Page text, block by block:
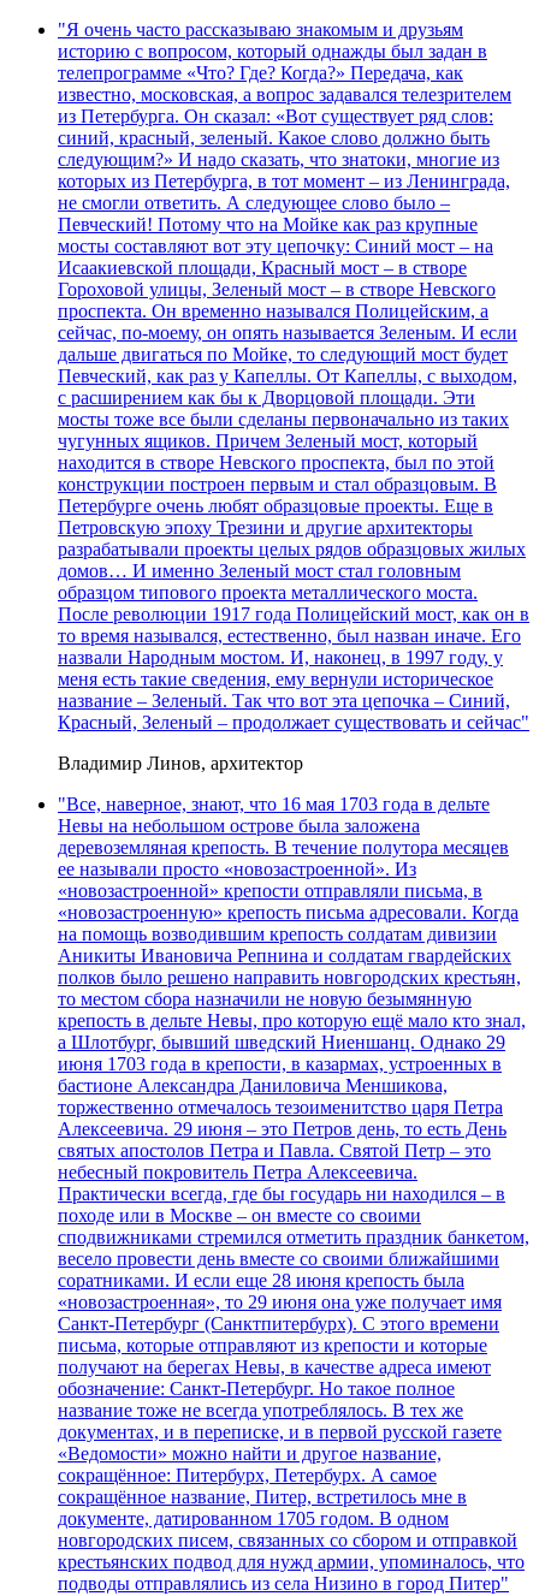
"Я очень часто рассказываю знакомым и друзьям
историю с вопросом, который однажды был задан в
телепрограмме «Что? Где? Когда?» Передача, как
известно, московская, а вопрос задавался телезрителем
из Петербурга. Он сказал: «Вот существует ряд слов:
синий, красный, зеленый. Какое слово должно быть
следующим?» И надо сказать, что знатоки, многие из
которых из Петербурга, в тот момент – из Ленинграда,
не смогли ответить. А следующее слово было –
Певческий! Потому что на Мойке как раз крупные
мосты составляют вот эту цепочку: Синий мост – на
Исаакиевской площади, Красный мост – в створе
Гороховой улицы, Зеленый мост – в створе Невского
проспекта. Он временно назывался Полицейским, а
сейчас, по-моему, он опять называется Зеленым. И если
дальше двигаться по Мойке, то следующий мост будет
Певческий, как раз у Капеллы. От Капеллы, с выходом,
с расширением как бы к Дворцовой площади. Эти
мосты тоже все были сделаны первоначально из таких
чугунных ящиков. Причем Зеленый мост, который
находится в створе Невского проспекта, был по этой
конструкции построен первым и стал образцовым. В
Петербурге очень любят образцовые проекты. Еще в
Петровскую эпоху Трезини и другие архитекторы
разрабатывали проекты целых рядов образцовых жилых
домов… И именно Зеленый мост стал головным
образцом типового проекта металлического моста.
После революции 1917 года Полицейский мост, как он в
то время назывался, естественно, был назван иначе. Его
назвали Народным мостом. И, наконец, в 1997 году, у
меня есть такие сведения, ему вернули историческое
название – Зеленый. Так что вот эта цепочка – Синий,
Красный, Зеленый – продолжает существовать и сейчас"
Владимир Линов, архитектор
"Все, наверное, знают, что 16 мая 1703 года в дельте
Невы на небольшом острове была заложена
деревоземляная крепость. В течение полутора месяцев
ее называли просто «новозастроенной». Из
«новозастроенной» крепости отправляли письма, в
«новозастроенную» крепость письма адресовали. Когда
на помощь возводившим крепость солдатам дивизии
Аникиты Ивановича Репнина и солдатам гвардейских
полков было решено направить новгородских крестьян,
то местом сбора назначили не новую безымянную
крепость в дельте Невы, про которую ещё мало кто знал,
а Шлотбург, бывший шведский Ниеншанц. Однако 29
июня 1703 года в крепости, в казармах, устроенных в
бастионе Александра Даниловича Меншикова,
торжественно отмечалось тезоименитство царя Петра
Алексеевича. 29 июня – это Петров день, то есть День
святых апостолов Петра и Павла. Святой Петр – это
небесный покровитель Петра Алексеевича.
Практически всегда, где бы государь ни находился – в
походе или в Москве – он вместе со своими
сподвижниками стремился отметить праздник банкетом,
весело провести день вместе со своими ближайшими
соратниками. И если еще 28 июня крепость была
«новозастроенная», то 29 июня она уже получает имя
Санкт-Петербург (Санктпитербурх). С этого времени
письма, которые отправляют из крепости и которые
получают на берегах Невы, в качестве адреса имеют
обозначение: Санкт-Петербург. Но такое полное
название тоже не всегда употреблялось. В тех же
документах, и в переписке, и в первой русской газете
«Ведомости» можно найти и другое название,
сокращённое: Питербурх, Петербурх. А самое
сокращённое название, Питер, встретилось мне в
документе, датированном 1705 годом. В одном
новгородских писем, связанных со сбором и отправкой
крестьянских подвод для нужд армии, упоминалось, что
подводы отправлялись из села Низино в город Питер"